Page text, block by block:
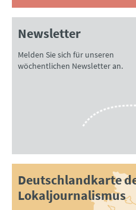
Newsletter
Melden Sie sich für unseren
wöchentlichen Newsletter an.
Deutschlandkarte
Lokaljournalismus